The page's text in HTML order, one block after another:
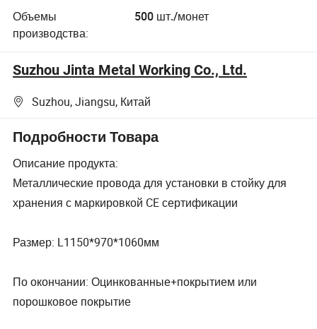
Объемы
производства:
500 шт./монет
Suzhou Jinta Metal Working Co., Ltd.
Suzhou, Jiangsu, Китай
Подробности Товара
Описание продукта:
Металлические провода для установки в стойку для
хранения с маркировкой CE сертификации
Размер: L1150*970*1060мм
По окончании: Оцинкованные+покрытием или
порошковое покрытие